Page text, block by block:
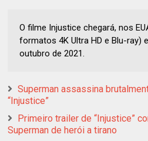
O filme Injustice chegará, nos
formatos 4K Ultra HD e Blu-ray)
outubro de 2021.
Superman assassina
“Injustice”
Primeiro trailer de “Injustice”
Superman de herói a tirano